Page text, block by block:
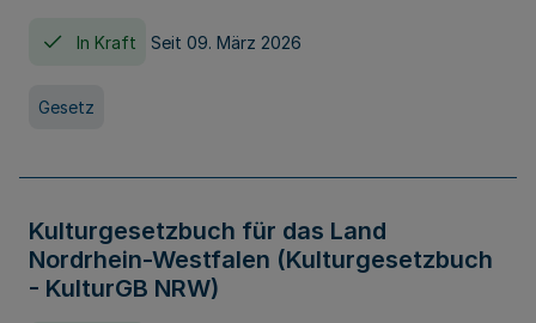
In Kraft Seit 09. März 2026
Gesetz
Kulturgesetzbuch für das Land
Nordrhein-Westfalen (Kulturgesetzbuch
- KulturGB NRW)